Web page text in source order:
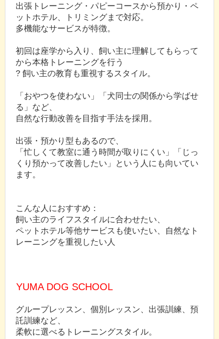
出張トレーニング・パピーコースから預かり・ペ
ットホテル、トリミングまで対応。
多機能なサービスが特徴。
初回は座学から入り、飼い主に理解してもらって
から本格トレーニングを行う
? 飼い主の教育も重視するスタイル。
「おやつを使わない」「犬同士の関係から学ばせ
る」など、
自然な行動改善を目指す手法を採用。
出張・預かり型もあるので、
「忙しくて教室に通う時間が取りにくい」「じっ
くり預かって改善したい」という人にも向いてい
ます。
こんな人におすすめ：
飼い主のライフスタイルに合わせたい、
ペットホテル等他サービスも使いたい、自然なト
レーニングを重視したい人
YUMA DOG SCHOOL
グループレッスン、個別レッスン、出張訓練、預
託訓練など、
柔軟に選べるトレーニングスタイル。